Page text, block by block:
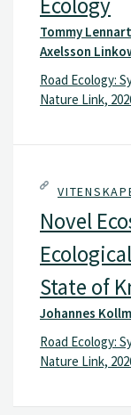
Tommy
Axelsson
Road Ecology:
Nature Link,
Novel
State of
Johannes
Road Ecology:
Nature Link,